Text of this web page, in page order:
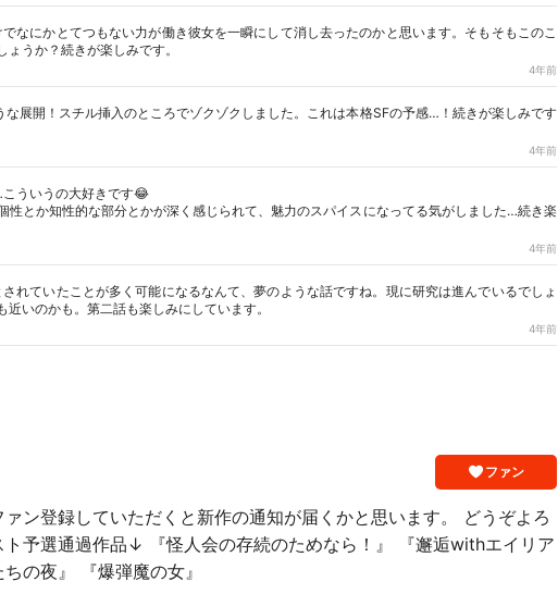
なにかとてつもない力が働き彼女を一瞬にして消し去ったのかと思います。そもそもこのこ
うか？続きが楽しみです。
4年前
な展開！スチル挿入のところでゾクゾクしました。これは本格SFの予感…！続きが楽しみです
4年前
ういうの大好きです😂
性とか知性的な部分とかが深く感じられて、魅力のスパイスになってる気がしました…続き楽
4年前
れていたことが多く可能になるなんて、夢のような話ですね。現に研究は進んでいるでしょ
いのかも。第二話も楽しみにしています。
4年前
ファン
ン登録していただくと新作の通知が届くかと思います。 どうぞよろ
ト予選通過作品↓ 『怪人会の存続のためなら！』 『邂逅withエイリア
の夜』 『爆弾魔の女』